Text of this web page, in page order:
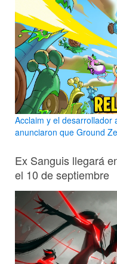
Acclaim y el desarrollador
anunciaron que Ground
Ex Sanguis llegará
el 10 de septiembre